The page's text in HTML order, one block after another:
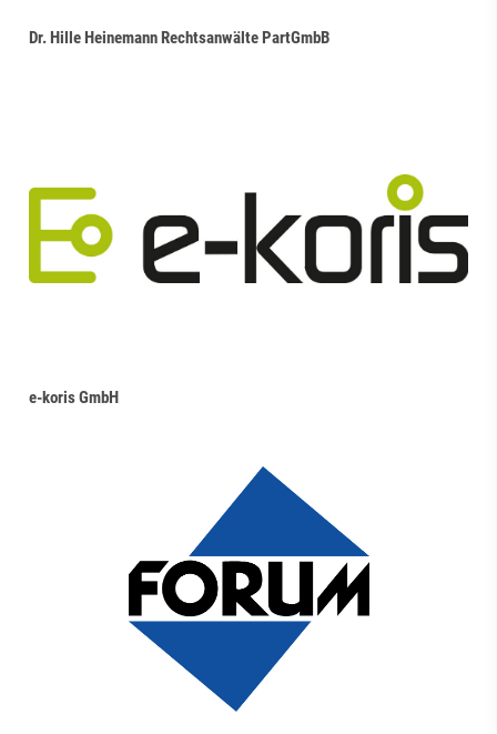
Dr. Hille Heinemann Rechtsanwälte PartGmbB
e-koris GmbH